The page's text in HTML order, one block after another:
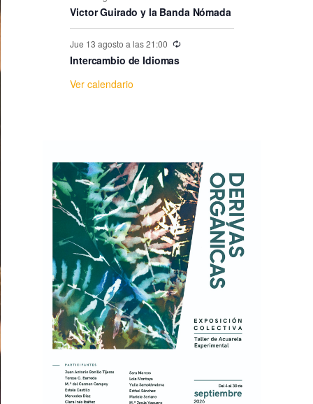
e
E
v
n
t
o
s
Victor Guirado y la Banda Nómada
Jue 13 agosto a las 21:00
Intercambio de Idiomas
Ver calendario